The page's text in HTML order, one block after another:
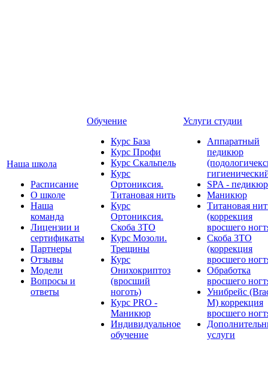
Наша школа
Расписание
О школе
Наша
команда
Лицензии и
сертификаты
Партнеры
Отзывы
Модели
Вопросы и
ответы
Обучение
Курс База
Курс Профи
Курс Скальпель
Курс
Ортониксия.
Титановая нить
Курс
Ортониксия.
Скоба 3ТО
Курс Мозоли.
Трещины
Курс
Онихокриптоз
(вросший
ноготь)
Курс PRO -
Маникюр
Индивидуальное
обучение
Услуги студии
Аппаратный
педикюр
SPA - педикюр
Маникюр
Титановая
(коррекция
вросшего
Скоба 3ТО
(коррекция
вросшего
Обработка
вросшего
Унибрейс
M) коррекция
вросшего
услуги